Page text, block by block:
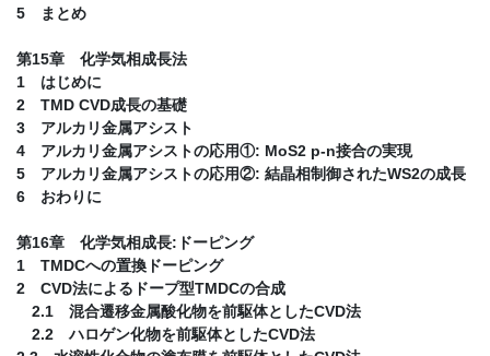
5 まとめ
第15章 化学気相成長法
1 はじめに
2 TMD CVD成長の基礎
3 アルカリ金属アシスト
4 アルカリ金属アシストの応用①: MoS2 p-n接合の実現
5 アルカリ金属アシストの応用②: 結晶相制御されたWS2の成長
6 おわりに
第16章 化学気相成長:ドーピング
1 TMDCへの置換ドーピング
2 CVD法によるドープ型TMDCの合成
2.1 混合遷移金属酸化物を前駆体としたCVD法
2.2 ハロゲン化物を前駆体としたCVD法